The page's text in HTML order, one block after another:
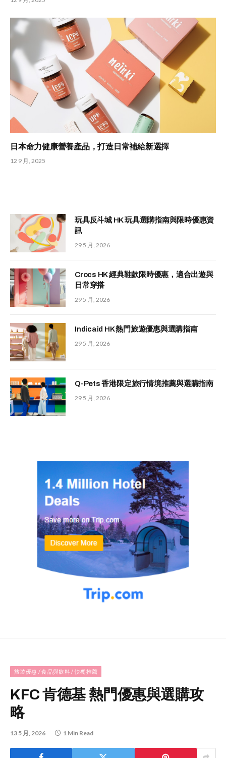
日本命力健康營養產品，打造日常補給新選擇
12 9 月, 2025
玩具反斗城 HK 玩具選購指南與限時優惠資
訊
29 5 月, 2026
Crocs HK 經典鞋款限時優惠，適合出遊與
日常穿搭
29 5 月, 2026
Indicaid HK 熱門旅遊優惠與選購指南
29 5 月, 2026
Q-Pets 香港限定旅行情境推薦與選購指南
29 5 月, 2026
旅遊優惠 / 食品與飲料 / 快餐推薦
KFC 肯德基 熱門優惠與選購攻
略
13 5 月, 2026 1 Min Read